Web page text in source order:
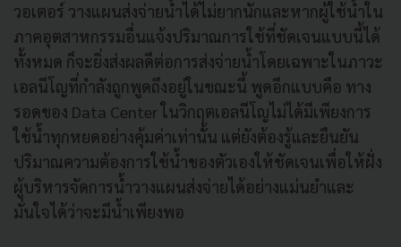
วอเตอร์ วางแผนส่งจ่ายน้ำได้ไม่ยากนักและหากผู้ใช้น้ำใน
ภาคอุตสาหกรรมอื่นแจ้งปริมาณการใช้ที่ชัดเจนแบบนี้ได้
ทั้งหมด ก็จะยิ่งส่งผลดีต่อการส่งจ่ายน้ำโดยเฉพาะในภาวะ
เอลนีโญที่กำลังถูกพูดถึงอยู่ในขณะนี้ พูดอีกแบบคือ ทาง
รอดของ Data Center ในวิกฤตเอลนีโญไม่ได้มีเพียงการ
ใช้น้ำทุกหยดอย่างคุ้มค่าเท่านั้น แต่ยังต้องรู้และยืนยัน
ปริมาณความต้องการใช้น้ำของตัวเองให้ชัดเจนเพื่อให้ฝั่ง
ผู้บริหารจัดการน้ำวางแผนส่งจ่ายได้อย่างแม่นยำและ
มั่นใจได้ว่าจะมีน้ำเพียงพอ